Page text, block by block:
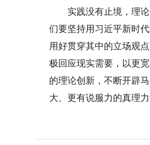
实践没有止境，理论
们要坚持用习近平新时
用好贯穿其中的立场观
极回应现实需要，以更
的理论创新，不断开辟
大、更有说服力的真理力